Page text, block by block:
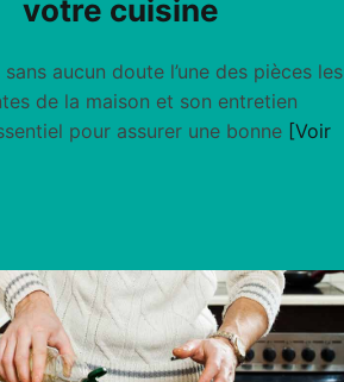
votre cuisine
aucun doute l’une des pièces les
de la maison et son entretien
pour assurer une bonne [Voir